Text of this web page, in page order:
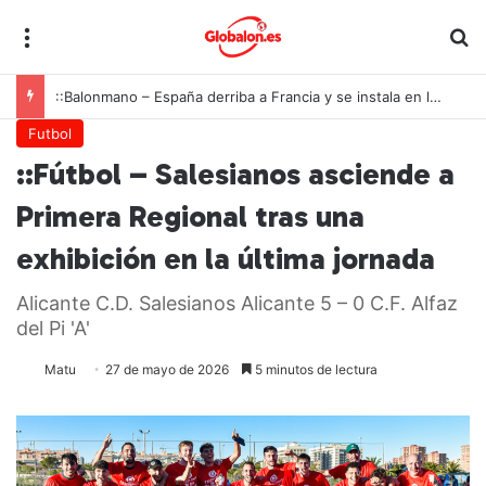
::Tenis de mesa – Alicante celebra la llamada de Ángel Buendía a la selección española
Futbol
::Fútbol – Salesianos asciende a
Primera Regional tras una
exhibición en la última jornada
Alicante C.D. Salesianos Alicante 5 – 0 C.F. Alfaz
del Pi 'A'
Matu 27 de mayo de 2026 5 minutos de lectura